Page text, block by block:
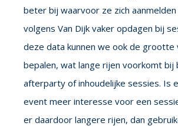
beter bij waarvoor ze zich
volgens Van Dijk vaker opdagen bij
deze data kunnen we ook de grootte
bepalen, wat lange rijen voorkomt bij
afterparty of inhoudelijke sessies. Is
event meer interesse voor een
er daardoor langere rijen, dan